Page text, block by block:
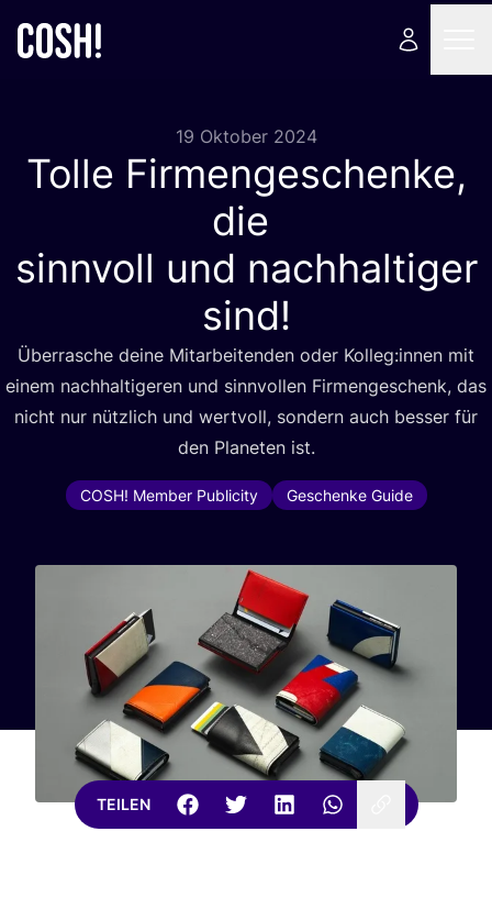
19 Oktober 2024
Tolle Firmengeschenke,
die
sinnvoll und nachhaltiger
sind!
Über­ra­sche dei­ne Mit­ar­bei­ten­den oder Kolleg:innen mit
einem nach­hal­ti­ge­ren und sinn­vol­len Fir­men­ge­schenk, das
nicht nur nütz­lich und wert­voll, son­dern auch bes­ser für
den Pla­ne­ten ist.
COSH! Member Publicity Geschenke Guide
TEILEN